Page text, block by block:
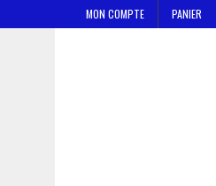
MON COMPTE PANIER